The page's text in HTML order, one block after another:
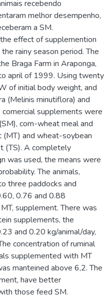
recebendo
melhor desempenho,
a SM.
effect of supplemention
rainy season period. The
Braga Farm in Araponga,
april of 1999. Using twenty
of initial body weight, and
(Melinis minutiflora) and
comercial supplements were
corn-wheat meal and
and wheat-soybean
(TS). A completely
was used, the means were
The animals,
three paddocks and
0.76 and 0.88
supplement. There was
supplements, the
and 0.20 kg/animal/day,
concentration of ruminal
supplemented with MT
manteined above 6,2. The
have better
those feed SM.